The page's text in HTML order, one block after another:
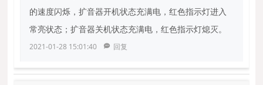
的速度闪烁，扩音器开机状态充满电，红色指示灯进入
常亮状态；扩音器关机状态充满电，红色指示灯熄灭。
2021-01-28 15:01:40 回复